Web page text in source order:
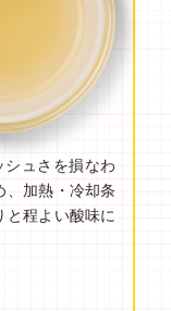
ュさを損なわ
、加熱・冷却条
と程よい酸味に